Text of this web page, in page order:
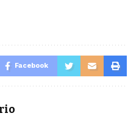
Facebook